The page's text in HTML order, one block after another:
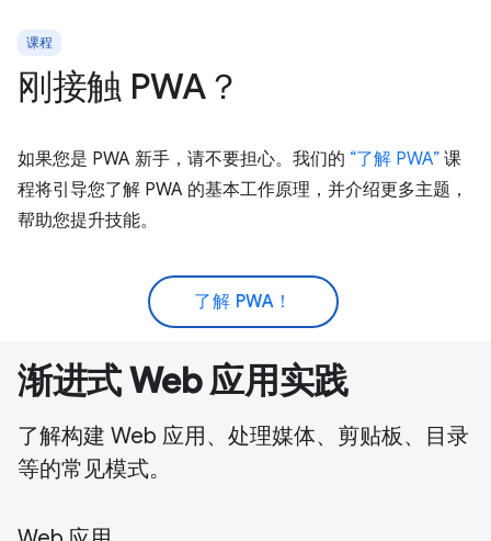
课程
刚接触 PWA？
如果您是 PWA 新手，请不要担心。我们的 “了解 PWA” 课
程将引导您了解 PWA 的基本工作原理，并介绍更多主题，
帮助您提升技能。
了解 PWA！
渐进式 Web 应用实践
了解构建 Web 应用、处理媒体、剪贴板、目录
等的常见模式。